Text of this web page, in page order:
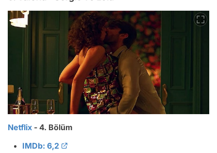
Netflix - 4. Bölüm
IMDb: 6,2